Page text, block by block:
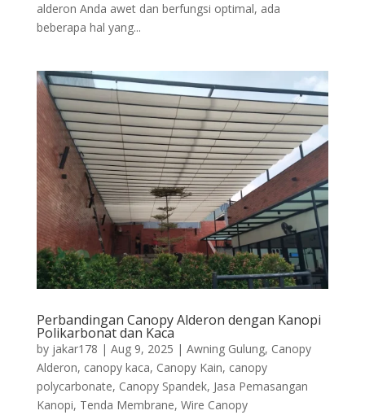
alderon Anda awet dan berfungsi optimal, ada
beberapa hal yang...
Perbandingan Canopy Alderon dengan Kanopi
Polikarbonat dan Kaca
by jakar178 | Aug 9, 2025 | Awning Gulung, Canopy
Alderon, canopy kaca, Canopy Kain, canopy
polycarbonate, Canopy Spandek, Jasa Pemasangan
Kanopi, Tenda Membrane, Wire Canopy